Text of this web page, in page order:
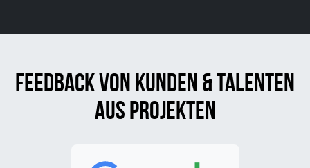
Feedback von Kunden & Talenten
aus Projekten